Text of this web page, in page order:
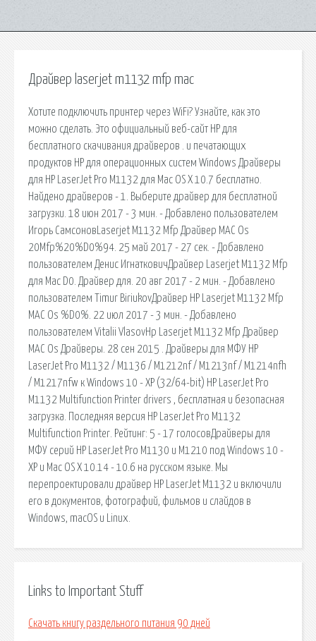
Драйвер laserjet m1132 mfp mac
Хотите подключить принтер через WiFi? Узнайте, как это
можно сделать. Это официальный веб-сайт HP для
бесплатного скачивания драйверов . и печатающих
продуктов HP для операционных систем Windows Драйверы
для HP LaserJet Pro M1132 для Mac OS X 10.7 бесплатно.
Найдено драйверов - 1. Выберите драйвер для бесплатной
загрузки. 18 июн 2017 - 3 мин. - Добавлено пользователем
Игорь СамсоновLaserjet M1132 Mfp Драйвер MAC Os
20Mfp%20%D0%94. 25 май 2017 - 27 сек. - Добавлено
пользователем Денис ИгнатковичДрайвер Laserjet M1132 Mfp
для Mac D0. Драйвер для. 20 авг 2017 - 2 мин. - Добавлено
пользователем Timur BiriukovДрайвер HP Laserjet M1132 Mfp
MAC Os %D0%. 22 июл 2017 - 3 мин. - Добавлено
пользователем Vitalii VlasovHp Laserjet M1132 Mfp Драйвер
MAC Os Драйверы. 28 сен 2015 . Драйверы для МФУ HP
LaserJet Pro M1132 / M1136 / M1212nf / M1213nf / M1214nfh
/ M1217nfw к Windows 10 - XP (32/64-bit) HP LaserJet Pro
M1132 Multifunction Printer drivers , бесплатная и безопасная
загрузка. Последняя версия HP LaserJet Pro M1132
Multifunction Printer. Рейтинг: 5 - 17 голосовДрайверы для
МФУ серий HP LaserJet Pro M1130 и M1210 под Windows 10 -
XP и Mac OS X 10.14 - 10.6 на русском языке. Мы
перепроектировали драйвер HP LaserJet M1132 и включили
его в документов, фотографий, фильмов и слайдов в
Windows, macOS и Linux.
Links to Important Stuff
Скачать книгу раздельного питания 90 дней